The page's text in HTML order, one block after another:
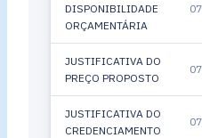
DISPONIBILIDADE
ORÇAMENTÁRIA
JUSTIFICATIVA DO
PREÇO PROPOSTO
JUSTIFICATIVA DO
CREDENCIAMENTO